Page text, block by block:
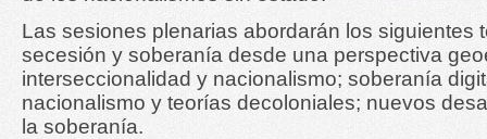
Las sesiones plenarias abordarán los siguientes
secesión y soberanía desde una perspectiva
interseccionalidad y nacionalismo; soberanía
nacionalismo y teorías decoloniales; nuevos
la soberanía.